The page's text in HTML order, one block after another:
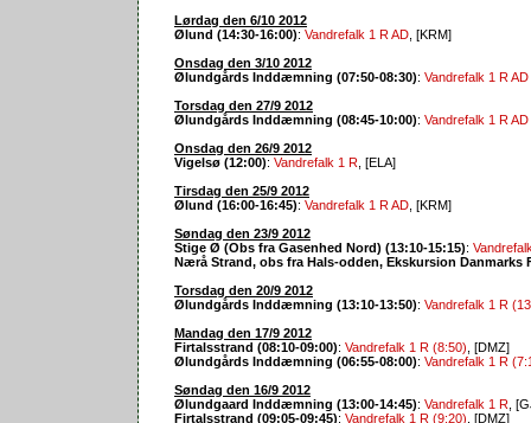
Lørdag den 6/10 2012
Ølund (14:30-16:00): Vandrefalk 1 R AD , [KRM]
Onsdag den 3/10 2012
Ølundgårds Inddæmning (07:50-08:30): Vandrefalk 1 R
Torsdag den 27/9 2012
Ølundgårds Inddæmning (08:45-10:00): Vandrefalk 1 R
Onsdag den 26/9 2012
Vigelsø (12:00): Vandrefalk 1 R , [ELA]
Tirsdag den 25/9 2012
Ølund (16:00-16:45): Vandrefalk 1 R AD , [KRM]
Søndag den 23/9 2012
Stige Ø (Obs fra Gasenhed Nord) (13:10-15:15):
Nærå Strand, obs fra Hals-odden, Ekskursion Danmarks
Torsdag den 20/9 2012
Ølundgårds Inddæmning (13:10-13:50): Vandrefalk 1 R
Mandag den 17/9 2012
Firtalsstrand (08:10-09:00): Vandrefalk 1 R (8:50) , [DMZ]
Ølundgårds Inddæmning (06:55-08:00): Vandrefalk 1 R
Søndag den 16/9 2012
Ølundgaard Inddæmning (13:00-14:45): Vandrefalk 1 R ,
Firtalsstrand (09:05-09:45): Vandrefalk 1 R (9:20) , [DMZ]